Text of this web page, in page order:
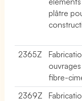
plâtre
2365Z
fibre-
2369Z